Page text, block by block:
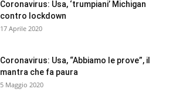
Coronavirus: Usa, ‘trumpiani’ Michigan
contro lockdown
17 Aprile 2020
Coronavirus: Usa, “Abbiamo le prove”, il
mantra che fa paura
5 Maggio 2020